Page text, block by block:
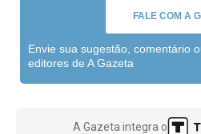
FALE COM A
Envie sua sugestão, comentário
editores de A Gazeta
A Gazeta integra o